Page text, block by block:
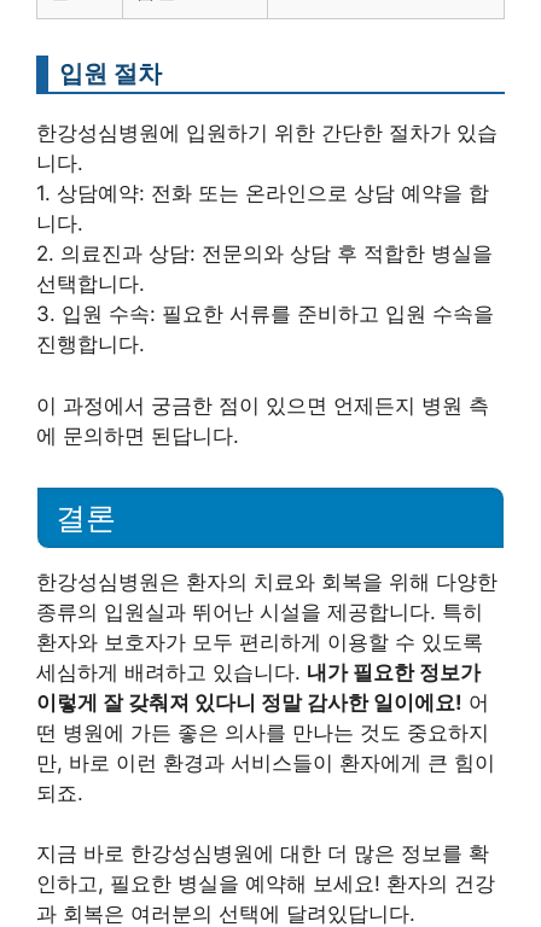
입원 절차
한강성심병원에 입원하기 위한 간단한 절차가 있습
니다.
1. 상담예약: 전화 또는 온라인으로 상담 예약을 합
니다.
2. 의료진과 상담: 전문의와 상담 후 적합한 병실을
선택합니다.
3. 입원 수속: 필요한 서류를 준비하고 입원 수속을
진행합니다.
이 과정에서 궁금한 점이 있으면 언제든지 병원 측
에 문의하면 된답니다.
결론
한강성심병원은 환자의 치료와 회복을 위해 다양한
종류의 입원실과 뛰어난 시설을 제공합니다. 특히
환자와 보호자가 모두 편리하게 이용할 수 있도록
세심하게 배려하고 있습니다. 내가 필요한 정보가
이렇게 잘 갖춰져 있다니 정말 감사한 일이에요! 어
떤 병원에 가든 좋은 의사를 만나는 것도 중요하지
만, 바로 이런 환경과 서비스들이 환자에게 큰 힘이
되죠.
지금 바로 한강성심병원에 대한 더 많은 정보를 확
인하고, 필요한 병실을 예약해 보세요! 환자의 건강
과 회복은 여러분의 선택에 달려있답니다.